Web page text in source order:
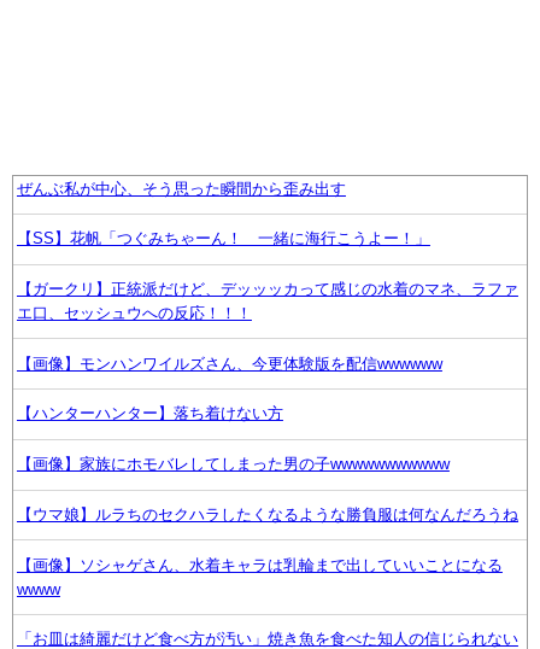
ぜんぶ私が中心、そう思った瞬間から歪み出す
【SS】花帆「つぐみちゃーん！ 一緒に海行こうよー！」
【ガークリ】正統派だけど、デッッッカって感じの水着のマネ、ラファ
エ口、セッシュウへの反応！！！
【画像】モンハンワイルズさん、今更体験版を配信wwwwww
【ハンターハンター】落ち着けない方
【画像】家族にホモバレしてしまった男の子wwwwwwwwwww
【ウマ娘】ルラちのセクハラしたくなるような勝負服は何なんだろうね
【画像】ソシャゲさん、水着キャラは乳輪まで出していいことになる
wwww
「お皿は綺麗だけど食べ方が汚い」焼き魚を食べた知人の信じられない